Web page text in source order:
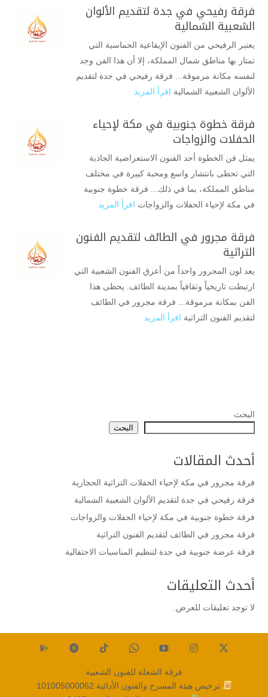
فرقة رفيحي في جدة لتقديم الألوان
الشعبية الشمالية
يعتبر الرفيحي من الفنون الإيقاعية الحماسية التي
تمتاز بها مناطق شمال المملكة، إلا أن هذا الفن وجد
لنفسه مكانة مرموقة... فرقة رفيحي في جدة لتقديم
الألوان الشعبية الشمالية اقرأ المزيد
فرقة خطوة جنوبية في مكة لإحياء
الحفلات والزواجات
يمثل فن الخطوة أحد الفنون الاستعراضية الجاذبة
التي تحظى بانتشار واسع ومحبة كبيرة في مختلف
مناطق المملكة، بما في ذلك... فرقة خطوة جنوبية
في مكة لإحياء الحفلات والزواجات اقرأ المزيد
فرقة مجرور في الطائف لتقديم الفنون
التراثية
يعد لون المجرور واحداً من أعرق الفنون الشعبية التي
ارتبطت تاريخياً وثقافياً بمدينة الطائف. يحظى هذا
الفن بمكانة مرموقة... فرقة مجرور في الطائف
لتقديم الفنون التراثية اقرأ المزيد
البحث
البحث
أحدث المقالات
فرقة مجرور في مكة لإحياء الحفلات التراثية الحجازية
فرقة رفيحي في جدة لتقديم الألوان الشعبية الشمالية
فرقة خطوة جنوبية في مكة لإحياء الحفلات والزواجات
فرقة مجرور في الطائف لتقديم الفنون التراثية
فرقة عرضة جنوبية في جدة لتنظيم المناسبات الاحتفالية
أحدث التعليقات
لا توجد تعليقات للعرض.
فرقة الشعلة للفنون الشعبية
ترخيص هيئة المسرح والفنون الأدائية 101005000062